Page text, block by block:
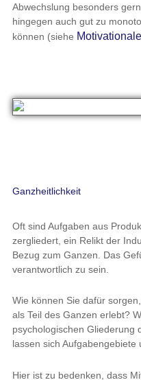
Abwechslung besonders
hingegen auch gut zu
können (siehe
Ganzheitlichkeit
Oft sind Aufgaben aus
zergliedert, ein Relikt der
Bezug zum Ganzen. Das
verantwortlich zu sein.
Wie können Sie dafür
als Teil des Ganzen erlebt?
psychologischen Gliederung
lassen sich Aufgabengebiete
Hier ist zu bedenken, dass